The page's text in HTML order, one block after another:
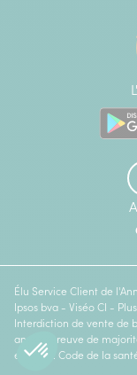
Élu Service Client de
Ipsos bva - Viséo CI -
Interdiction de vente de
ans. La preuve de
en ligne. Code de la